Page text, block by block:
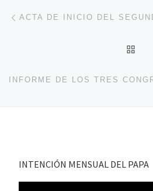
Navegación de
ACTA DE INICIO DEL
INTENCIÓN MENSUAL DEL PAPA